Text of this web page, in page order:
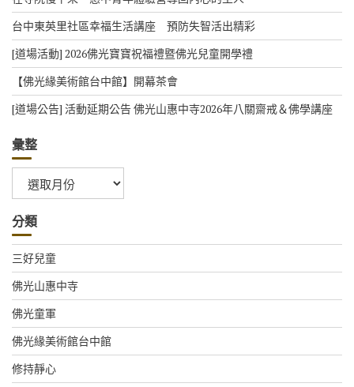
台中東英里社區幸福生活講座 預防失智活出精彩
[道場活動] 2026佛光寶寶祝福禮暨佛光兒童開學禮
【佛光緣美術館台中館】開幕茶會
[道場公告] 活動延期公告 佛光山惠中寺2026年八關齋戒＆佛學講座
彙整
分類
三好兒童
佛光山惠中寺
佛光童軍
佛光緣美術館台中館
修持靜心